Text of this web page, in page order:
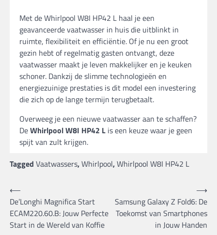
Met de Whirlpool W8I HP42 L haal je een
geavanceerde vaatwasser in huis die uitblinkt in
ruimte, flexibiliteit en efficiëntie. Of je nu een groot
gezin hebt of regelmatig gasten ontvangt, deze
vaatwasser maakt je leven makkelijker en je keuken
schoner. Dankzij de slimme technologieën en
energiezuinige prestaties is dit model een investering
die zich op de lange termijn terugbetaalt.
Overweeg je een nieuwe vaatwasser aan te schaffen?
DeWhirlpool W8I HP42 L is een keuze waar je geen
spijt van zult krijgen.
Tagged Vaatwassers,Whirlpool,Whirlpool W8I HP42 L
Bericht
navigatie
⟵
De’Longhi Magnifica Start
ECAM220.60.B: Jouw Perfecte
Start in de Wereld van Koffie
Samsung Galaxy Z Fold6: De
Toekomst van Smartphones
in Jouw Handen
⟶